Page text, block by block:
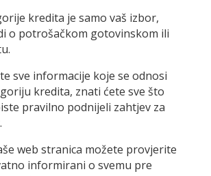
kredita je samo vaš izbor,
o potrošačkom gotovinskom ili
sve informacije koje se odnosi
kredita, znati ćete sve što
pravilno podnijeli zahtjev za
web stranica možete provjerite
informirani o svemu pre